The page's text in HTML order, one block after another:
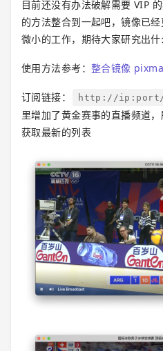
目前还没有办法破解需要 VIP
的方法整合到一起吧，镜像已
微小的工作，期待大家研究出什
使用方法参考： 整合镜像
订阅链接： http://ip:port/
里增加了黄金赛事的直播频道，
获取最新的列表